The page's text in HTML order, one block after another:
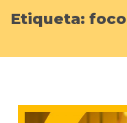
Etiqueta: foco